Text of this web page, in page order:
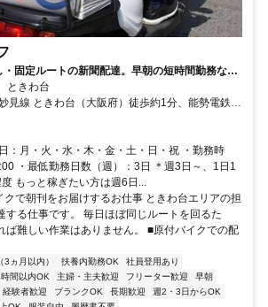
固定ルートの新聞配達。早朝の短時間勤務なの
おすすめです。
ときわ台
見線 ときわ台（大阪府）徒歩約1分、能勢電鉄妙
）徒歩約15分、能勢電鉄妙見線 妙見口徒歩約16
：月・火・水・木・金・土・日・祝 ・勤務時
・最低勤務日数（週）：3日 ＊週3日～、1日1
もっと稼ぎたい方は週6日...
クで朝刊をお届けするお仕事 ときわ台エリアの担
する仕事です。 毎日ほぼ同じルートを回るた
ば難しい作業はありません。 ■原付バイクでの配
3ヵ月以内） 扶養内勤務OK
社員登用あり
間以内OK 主婦・主夫歓迎 フリーター歓迎
早朝
経験者歓迎 ブランクOK 長期歓迎
週2・3日からOK